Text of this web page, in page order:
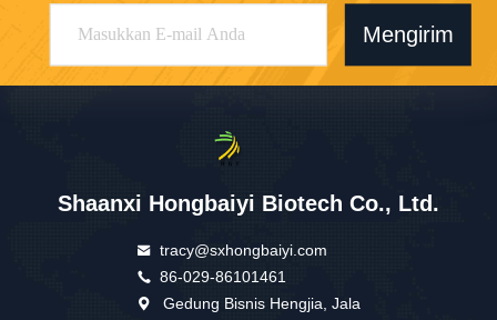
Mengirim
Shaanxi Hongbaiyi Biotech Co., Ltd.
tracy@sxhongbaiyi.com
86-029-86101461
Gedung Bisnis Hengjia, Jala